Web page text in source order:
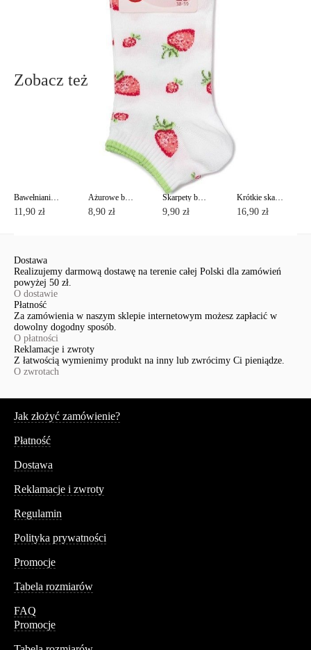
Zobacz też
Bawełnianie skarpety CLASSIC
11,90 zł
Ażurowe bawełniane skarpety CLASSIC z pikotem
8,90 zł
Skarpety bawełniane z lureksem CLASSIC
9,90 zł
Krótkie skarpety bawełniane ACTIVE z stopa frotte
16,90 zł
Dostawa
Realizujemy darmową dostawę na terenie całej Polski dla zamówień
powyżej 50 zł.
O dostawie
Płatność
Za zamówienia w naszym sklepie internetowym możesz zapłacić w
dowolny dogodny sposób.
O płatności
Reklamacje i zwroty
Z łatwością wymienimy produkt na inny lub zwrócimy Ci pieniądze.
O zwrotach
Jak złożyć zamówienie?
Płatność
Dostawa
Reklamacje i zwroty
Regulamin
Polityka prywatności
Promocje
Tabela rozmiarów
FAQ
Promocje